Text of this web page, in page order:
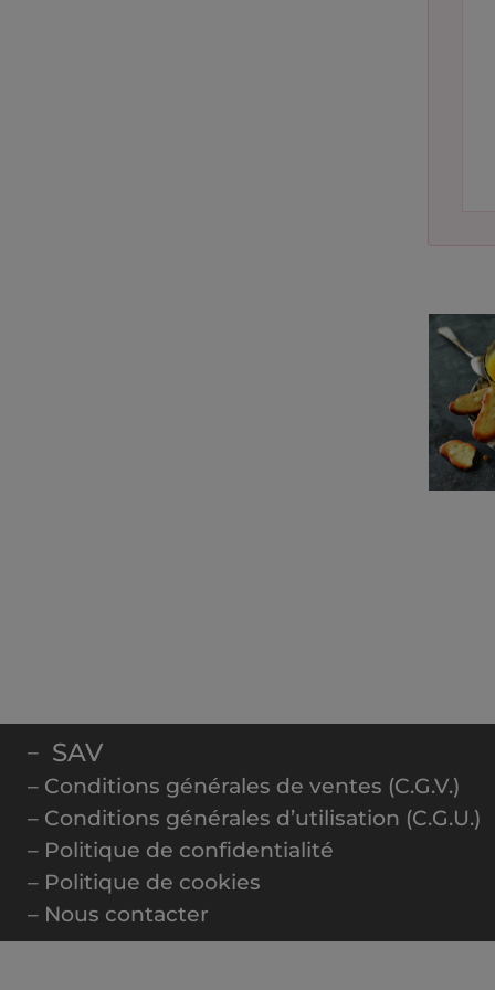
– SAV
– Conditions générales de ventes (C.G.V.)
– Conditions générales d’utilisation (C.G.U.)
– Politique de confidentialité
– Politique de cookies
– Nous contacter